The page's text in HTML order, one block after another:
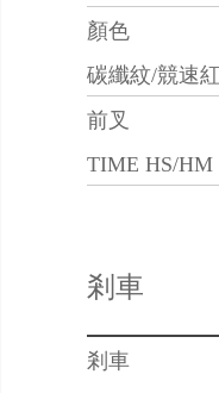
顏色
碳纖紋/競速
前叉
TIME HS/HM
剎車
剎車